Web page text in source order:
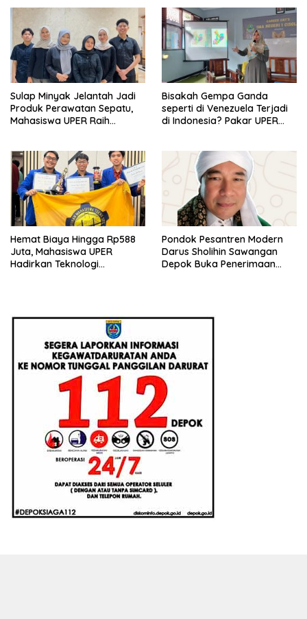
Sulap Minyak Jelantah Jadi
Produk Perawatan Sepatu,
Mahasiswa UPER Raih
Bisakah Gempa Ganda
seperti di Venezuela Terjadi
di Indonesia? Pakar UPER
Hemat Biaya Hingga Rp588
Juta, Mahasiswa UPER
Hadirkan Teknologi
Pondok Pesantren Modern
Darus Sholihin Sawangan
Depok Buka Penerimaan